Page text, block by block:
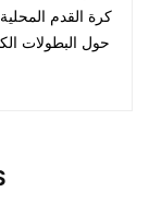
كرة القدم
حول البطولات